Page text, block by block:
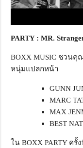
PARTY : MR.
BOXX MUSIC ชวนคุ
หนุ่มแปลกหน้า
GUNN
MARC
MAX
BEST
ใน BOXX PARTY ครั้